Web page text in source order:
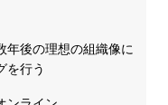
年後の理想の組織像に
を行う